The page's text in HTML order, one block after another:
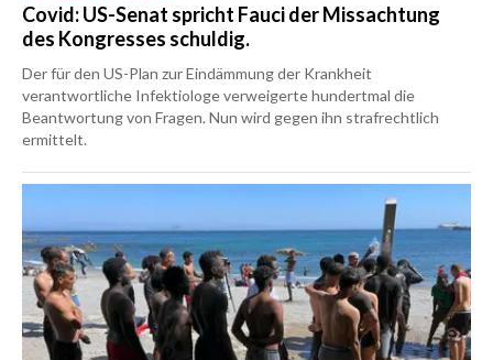
Covid: US-Senat spricht Fauci der Missachtung
des Kongresses schuldig.
Der für den US-Plan zur Eindämmung der Krankheit
verantwortliche Infektiologe verweigerte hundertmal die
Beantwortung von Fragen. Nun wird gegen ihn strafrechtlich
ermittelt.